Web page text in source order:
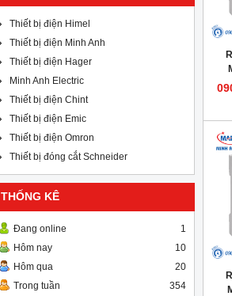
Thiết bị điện Himel
Thiết bị điện Minh Anh
Thiết bị điện Hager
Minh Anh Electric
Thiết bị điện Chint
Thiết bị điện Emic
Thiết bị điện Omron
Thiết bị đóng cắt Schneider
THỐNG KÊ
Đang online
1
Hôm nay
10
Hôm qua
20
Trong tuần
354